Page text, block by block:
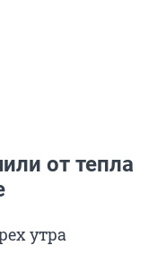
от тепла
утра